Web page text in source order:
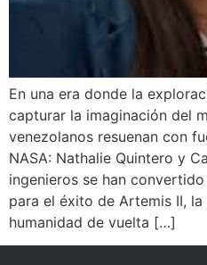
En una era donde la
capturar la imaginación del
venezolanos resuenan con
NASA: Nathalie Quintero y
ingenieros se han
para el éxito de Artemis II,
humanidad de vuelta […]